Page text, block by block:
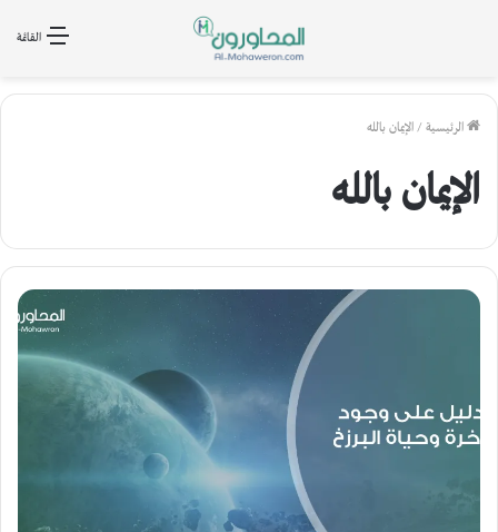
القائمة
الرئيسية / الإيمان بالله
الإيمان بالله